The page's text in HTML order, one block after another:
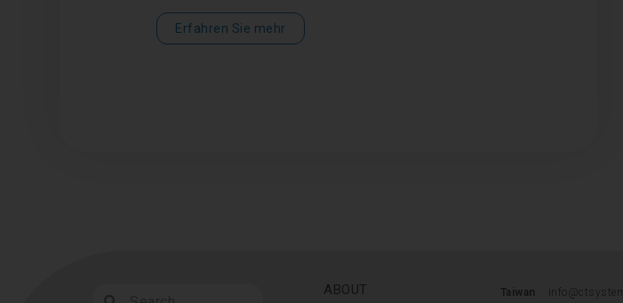
Erfahren Sie mehr
ABOUT
Taiwan